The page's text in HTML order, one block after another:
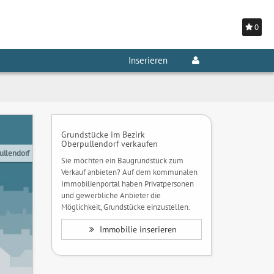
0
Inserieren
Grundstücke im Bezirk
Oberpullendorf verkaufen
Sie möchten ein Baugrundstück zum
Verkauf anbieten? Auf dem kommunalen
Immobilienportal haben Privatpersonen
und gewerbliche Anbieter die
Möglichkeit, Grundstücke einzustellen.
Immobilie inserieren